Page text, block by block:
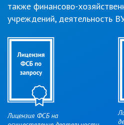
также финансово-
учреждений, деятельность
Лицензия ФСБ на